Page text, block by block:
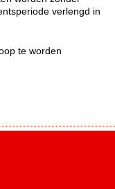
verlengd in
te worden